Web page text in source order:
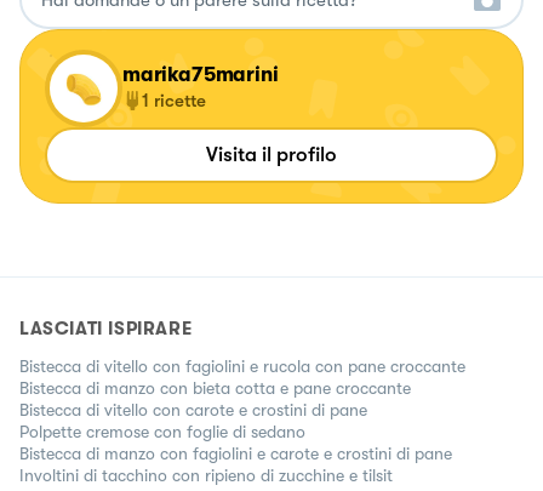
marika75marini
1 ricette
Visita il profilo
LASCIATI ISPIRARE
Bistecca di vitello con fagiolini e rucola con pane croccante
Bistecca di manzo con bieta cotta e pane croccante
Bistecca di vitello con carote e crostini di pane
Polpette cremose con foglie di sedano
Bistecca di manzo con fagiolini e carote e crostini di pane
Involtini di tacchino con ripieno di zucchine e tilsit